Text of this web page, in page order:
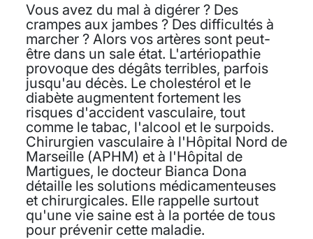
Vous avez du mal à digérer ? Des
crampes aux jambes ? Des difficultés à
marcher ? Alors vos artères sont peut-
être dans un sale état. L'artériopathie
provoque des dégâts terribles, parfois
jusqu'au décès. Le cholestérol et le
diabète augmentent fortement les
risques d'accident vasculaire, tout
comme le tabac, l'alcool et le surpoids.
Chirurgien vasculaire à l'Hôpital Nord de
Marseille (APHM) et à l'Hôpital de
Martigues, le docteur Bianca Dona
détaille les solutions médicamenteuses
et chirurgicales. Elle rappelle surtout
qu'une vie saine est à la portée de tous
pour prévenir cette maladie.